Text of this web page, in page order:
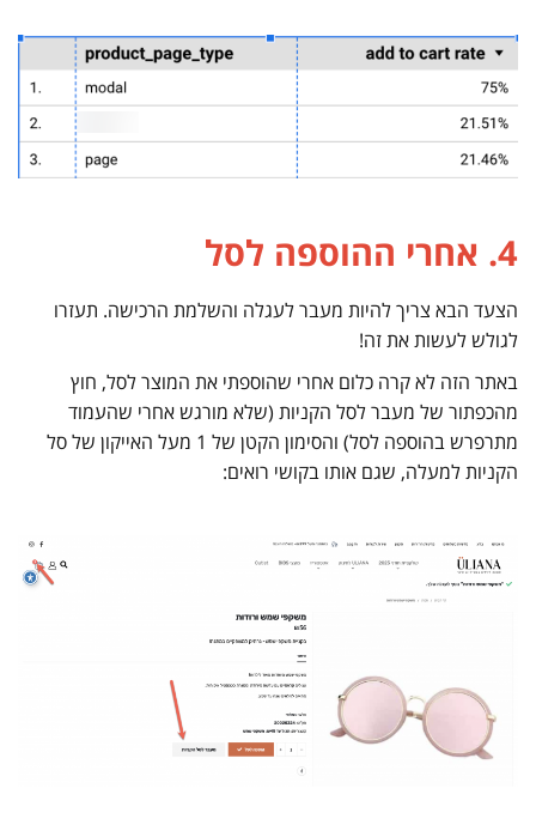
4. אחרי ההוספה לסל
הצעד הבא צריך להיות מעבר לעגלה והשלמת הרכישה. תעזרו
לגולש לעשות את זה!
באתר הזה לא קרה כלום אחרי שהוספתי את המוצר לסל, חוץ
מהכפתור של מעבר לסל הקניות (שלא מורגש אחרי שהעמוד
מתרפרש בהוספה לסל) והסימון הקטן של 1 מעל האייקון של סל
הקניות למעלה, שגם אותו בקושי רואים: